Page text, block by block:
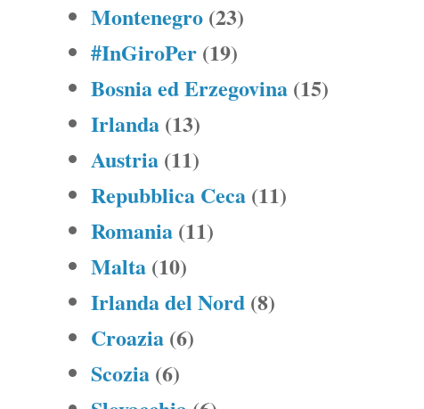
Montenegro (23)
#InGiroPer (19)
Bosnia ed Erzegovina (15)
Irlanda (13)
Austria (11)
Repubblica Ceca (11)
Romania (11)
Malta (10)
Irlanda del Nord (8)
Croazia (6)
Scozia (6)